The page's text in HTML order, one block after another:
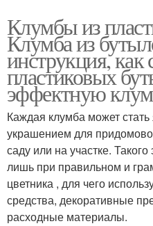
Клумбы из
Клумба из
инструкция, как
пластиковых
эффектную
Каждая клумба может
украшением для
саду или на участке.
лишь при правильном и
цветника , для чего
средства, декоративные
расходные материалы.